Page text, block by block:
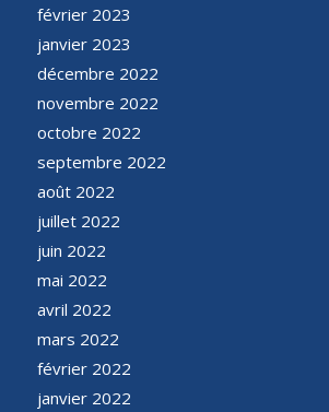
février 2023
janvier 2023
décembre 2022
novembre 2022
octobre 2022
septembre 2022
août 2022
juillet 2022
juin 2022
mai 2022
avril 2022
mars 2022
février 2022
janvier 2022